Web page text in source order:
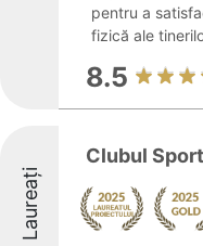
pentru a
fizică ale
8.5
Laureați
Clubul